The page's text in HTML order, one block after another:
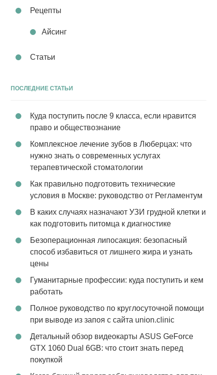
Рецепты
Айсинг
Статьи
ПОСЛЕДНИЕ СТАТЬИ
Куда поступить после 9 класса, если нравится
право и обществознание
Комплексное лечение зубов в Люберцах: что
нужно знать о современных услугах
терапевтической стоматологии
Как правильно подготовить технические
условия в Москве: руководство от Регламентум
В каких случаях назначают УЗИ грудной клетки и
как подготовить питомца к диагностике
Безоперационная липосакция: безопасный
способ избавиться от лишнего жира и узнать
цены
Гуманитарные профессии: куда поступить и кем
работать
Полное руководство по круглосуточной помощи
при выводе из запоя с сайта union.clinic
Детальный обзор видеокарты ASUS GeForce
GTX 1060 Dual 6GB: что стоит знать перед
покупкой